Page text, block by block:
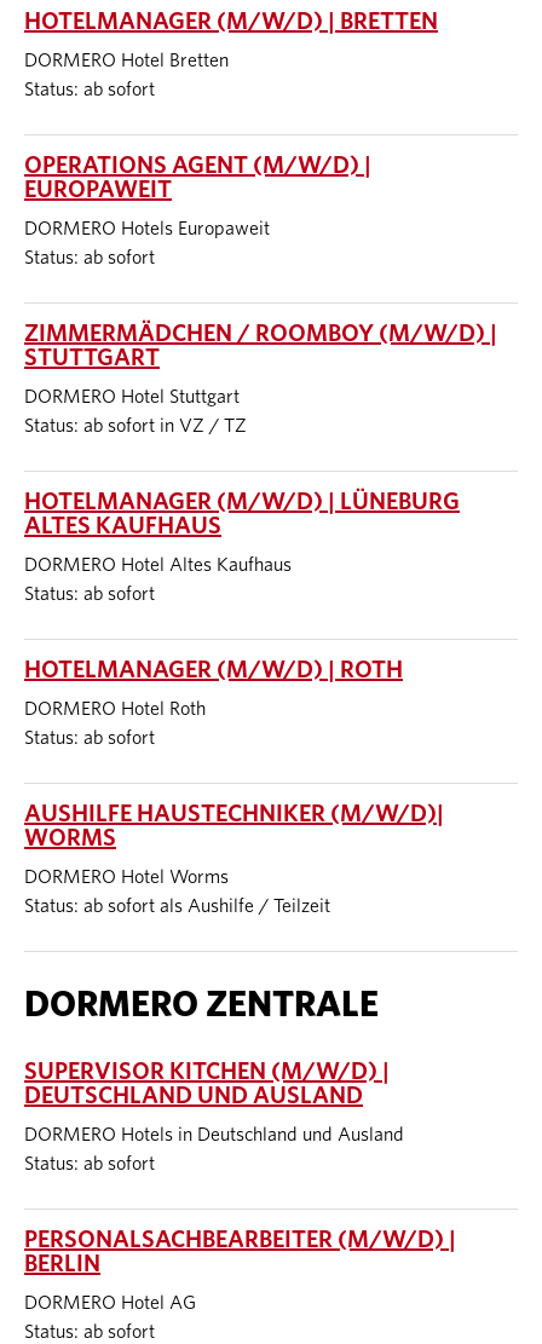
HOTELMANAGER (M/W/D) | BRETTEN
DORMERO Hotel Bretten
Status: ab sofort
OPERATIONS AGENT (M/W/D) |
EUROPAWEIT
DORMERO Hotels Europaweit
Status: ab sofort
ZIMMERMÄDCHEN / ROOMBOY (M/W/D) |
STUTTGART
DORMERO Hotel Stuttgart
Status: ab sofort in VZ / TZ
HOTELMANAGER (M/W/D) | LÜNEBURG
ALTES KAUFHAUS
DORMERO Hotel Altes Kaufhaus
Status: ab sofort
HOTELMANAGER (M/W/D) | ROTH
DORMERO Hotel Roth
Status: ab sofort
AUSHILFE HAUSTECHNIKER (M/W/D)|
WORMS
DORMERO Hotel Worms
Status: ab sofort als Aushilfe / Teilzeit
DORMERO ZENTRALE
SUPERVISOR KITCHEN (M/W/D) |
DEUTSCHLAND UND AUSLAND
DORMERO Hotels in Deutschland und Ausland
Status: ab sofort
PERSONALSACHBEARBEITER (M/W/D) |
BERLIN
DORMERO Hotel AG
Status: ab sofort